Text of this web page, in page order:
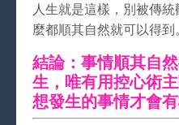
人生就是這樣，別被傳
麼都順其自然就可以得到。
結論：事情順其自
生，唯有用控心術
想發生的事情才會有